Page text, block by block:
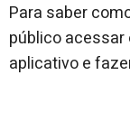
Para saber
público acessar
aplicativo e